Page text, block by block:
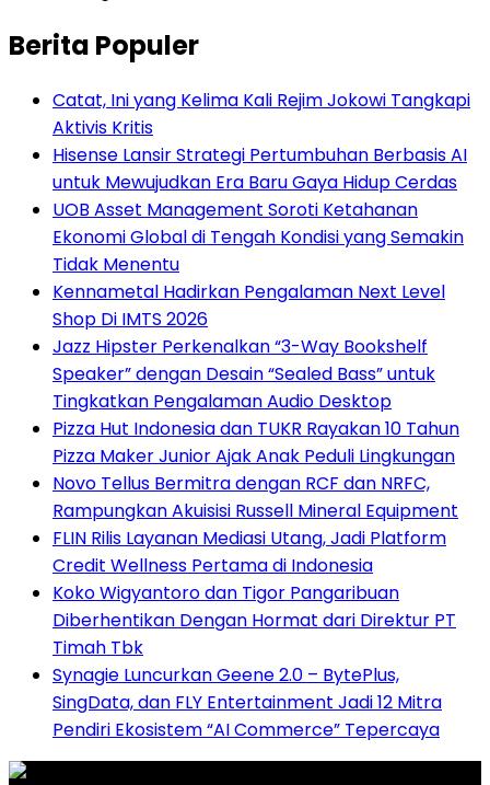
Berita Populer
Catat, Ini yang Kelima Kali Rejim Jokowi Tangkapi
Aktivis Kritis
Hisense Lansir Strategi Pertumbuhan Berbasis AI
untuk Mewujudkan Era Baru Gaya Hidup Cerdas
UOB Asset Management Soroti Ketahanan
Ekonomi Global di Tengah Kondisi yang Semakin
Tidak Menentu
Kennametal Hadirkan Pengalaman Next Level
Shop Di IMTS 2026
Jazz Hipster Perkenalkan “3-Way Bookshelf
Speaker” dengan Desain “Sealed Bass” untuk
Tingkatkan Pengalaman Audio Desktop
Pizza Hut Indonesia dan TUKR Rayakan 10 Tahun
Pizza Maker Junior Ajak Anak Peduli Lingkungan
Novo Tellus Bermitra dengan RCF dan NRFC,
Rampungkan Akuisisi Russell Mineral Equipment
FLIN Rilis Layanan Mediasi Utang, Jadi Platform
Credit Wellness Pertama di Indonesia
Koko Wigyantoro dan Tigor Pangaribuan
Diberhentikan Dengan Hormat dari Direktur PT
Timah Tbk
Synagie Luncurkan Geene 2.0 – BytePlus,
SingData, dan FLY Entertainment Jadi 12 Mitra
Pendiri Ekosistem “AI Commerce” Tepercaya